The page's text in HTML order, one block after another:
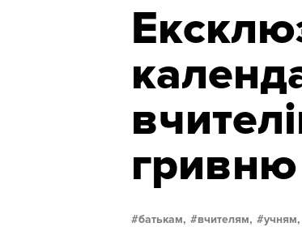
батькам, вчителям, учням,